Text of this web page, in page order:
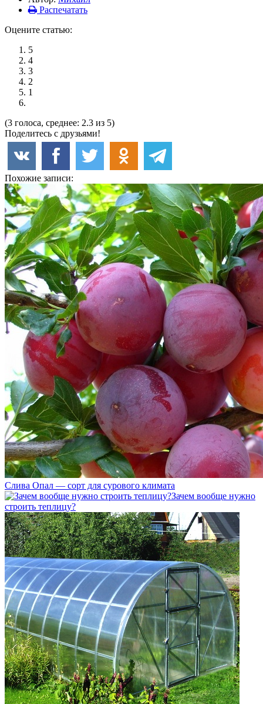
Распечатать
Оцените статью:
5
4
3
2
1
(3 голоса, среднее: 2.3 из 5)
Поделитесь с друзьями!
Похожие записи:
Слива Опал — сорт для сурового климата
Зачем вообще нужно
строить теплицу?